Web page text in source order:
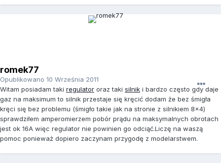
romek77
Opublikowano 10 Września 2011
Witam posiadam taki regulator oraz taki silnik i bardzo często gdy daje
gaz na maksimum to silnik przestaje się kręcić dodam że bez śmigła
kręci się bez problemu (śmigło takie jak na stronie z silnikiem 8x4)
sprawdziłem amperomierzem pobór prądu na maksymalnych obrotach
jest ok 16A więc regulator nie powinien go odciąć.Liczę na waszą
pomoc ponieważ dopiero zaczynam przygodę z modelarstwem.